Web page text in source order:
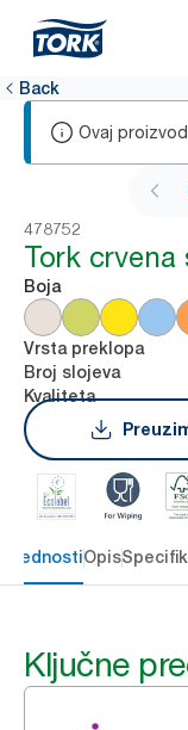
Back
Ovaj
478752
Tork crvena
Boja
Vrsta preklopa
Broj slojeva
Kvaliteta
prednostiOpis
Ključne